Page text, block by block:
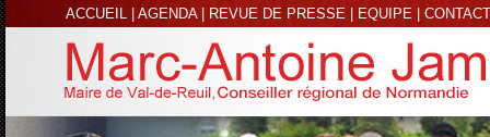
ACCUEIL AGENDA| REVUE DE PRESSE EQUIPE CONTACT